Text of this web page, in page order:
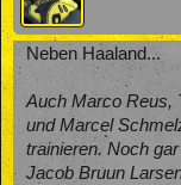
Neben Haaland...
Auch Marco Reus,
und Marcel
trainieren. Noch
Jacob Bruun